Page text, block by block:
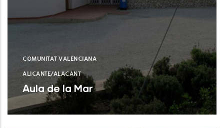
COMUNITAT VALENCIANA
ALICANTE/ALACANT
Aula de la Mar
Benissa (Alicante)